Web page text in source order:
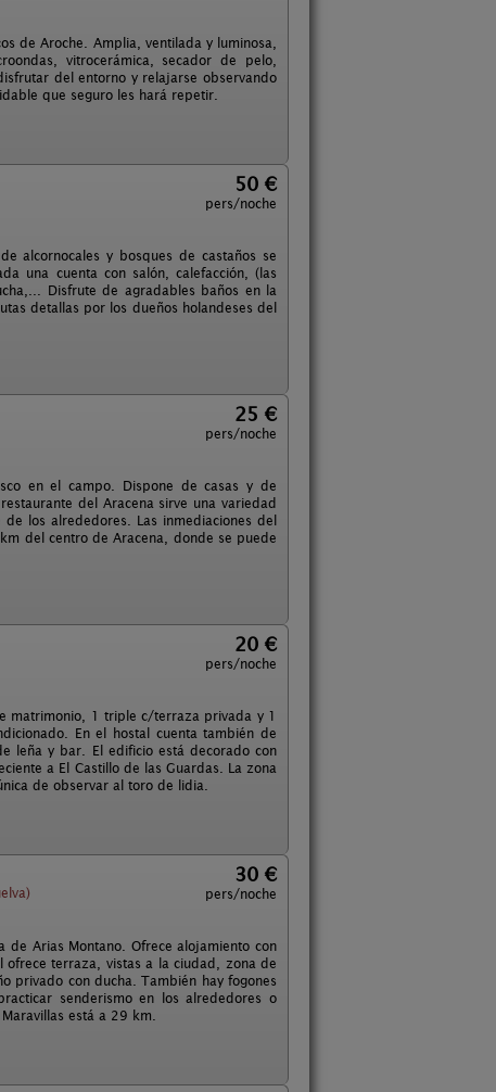
de Aroche. Amplia, ventilada y luminosa,
vitrocerámica, secador de pelo,
del entorno y relajarse observando
que seguro les hará repetir.
50 €
pers/noche
alcornocales y bosques de castaños se
una cuenta con salón, calefacción, (las
Disfrute de agradables baños en la
detallas por los dueños holandeses del
25 €
pers/noche
en el campo. Dispone de casas y de
del Aracena sirve una variedad
los alrededores. Las inmediaciones del
del centro de Aracena, donde se puede
20 €
pers/noche
matrimonio, 1 triple c/terraza privada y 1
En el hostal cuenta también de
leña y bar. El edificio está decorado con
a El Castillo de las Guardas. La zona
de observar al toro de lidia.
30 €
pers/noche
de Arias Montano. Ofrece alojamiento con
terraza, vistas a la ciudad, zona de
privado con ducha. También hay fogones
senderismo en los alrededores o
está a 29 km.